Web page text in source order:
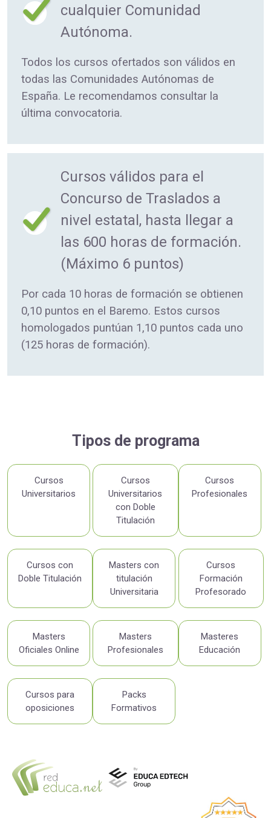
cualquier Comunidad
Autónoma.
Todos los cursos ofertados son válidos en
todas las Comunidades Autónomas de
España. Le recomendamos consultar la
última convocatoria.
Cursos válidos para el
Concurso de Traslados a
nivel estatal, hasta llegar a
las 600 horas de formación.
(Máximo 6 puntos)
Por cada 10 horas de formación se obtienen
0,10 puntos en el Baremo. Estos cursos
homologados puntúan 1,10 puntos cada uno
(125 horas de formación).
Tipos de programa
Cursos
Universitarios
Cursos
Universitarios
con Doble
Titulación
Cursos
Profesionales
Cursos con
Doble Titulación
Masters con
titulación
Universitaria
Cursos
Formación
Profesorado
Masters
Oficiales Online
Masters
Profesionales
Masteres
Educación
Cursos para
oposiciones
Packs
Formativos